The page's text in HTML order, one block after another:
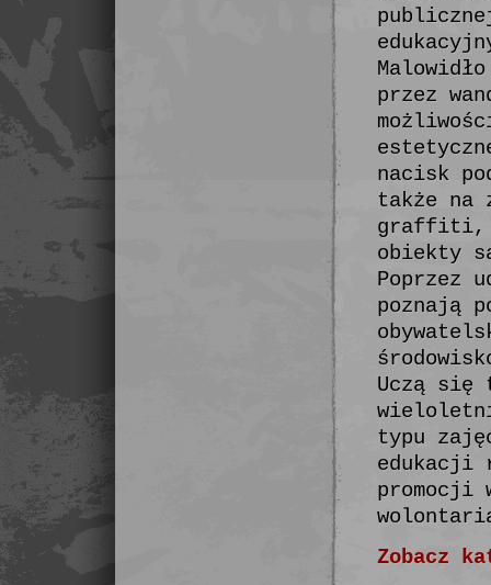
przez
nacisk
także na
graffiti,
obiekty
Poprzez
poznają
Uczą się
typu
edukacji
promocji
Zobacz